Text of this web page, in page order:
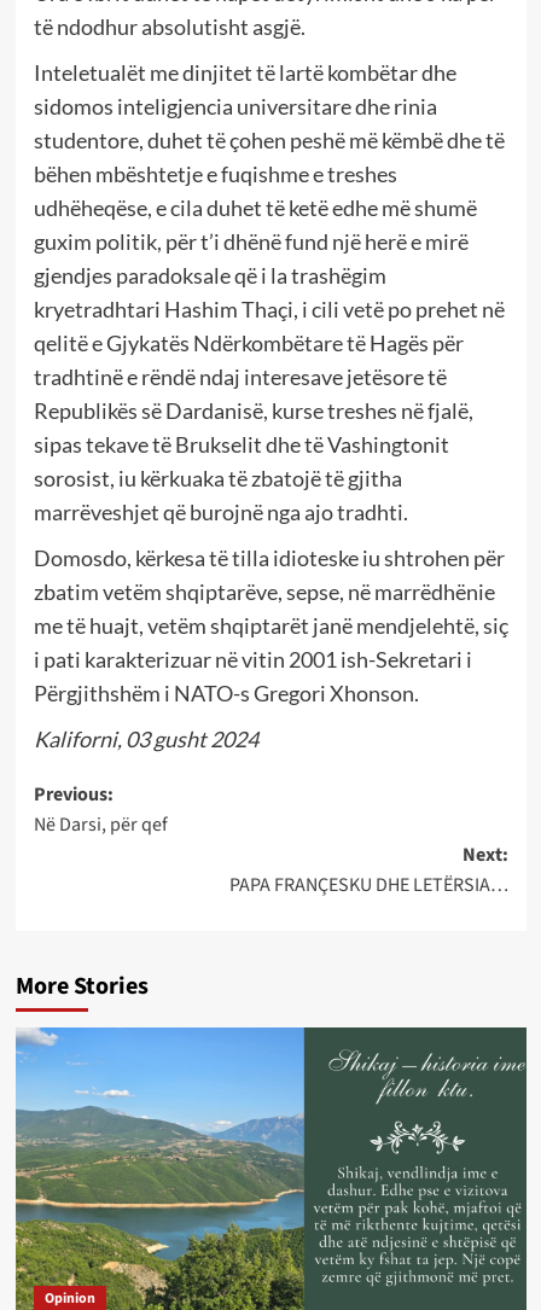
të ndodhur absolutisht asgjë.
Inteletualët me dinjitet të lartë kombëtar dhe
sidomos inteligjencia universitare dhe rinia
studentore, duhet të çohen peshë më këmbë dhe të
bëhen mbështetje e fuqishme e treshes
udhëheqëse, e cila duhet të ketë edhe më shumë
guxim politik, për t’i dhënë fund një herë e mirë
gjendjes paradoksale që i la trashëgim
kryetradhtari Hashim Thaçi, i cili vetë po prehet në
qelitë e Gjykatës Ndërkombëtare të Hagës për
tradhtinë e rëndë ndaj interesave jetësore të
Republikës së Dardanisë, kurse treshes në fjalë,
sipas tekave të Brukselit dhe të Vashingtonit
sorosist, iu kërkuaka të zbatojë të gjitha
marrëveshjet që burojnë nga ajo tradhti.
Domosdo, kërkesa të tilla idioteske iu shtrohen për
zbatim vetëm shqiptarëve, sepse, në marrëdhënie
me të huajt, vetëm shqiptarët janë mendjelehtë, siç
i pati karakterizuar në vitin 2001 ish-Sekretari i
Përgjithshëm i NATO-s Gregori Xhonson.
Kaliforni, 03 gusht 2024
Post
navigation
Previous:
Në Darsi, për qef
Next:
PAPA FRANÇESKU DHE LETËRSIA…
More Stories
Opinion